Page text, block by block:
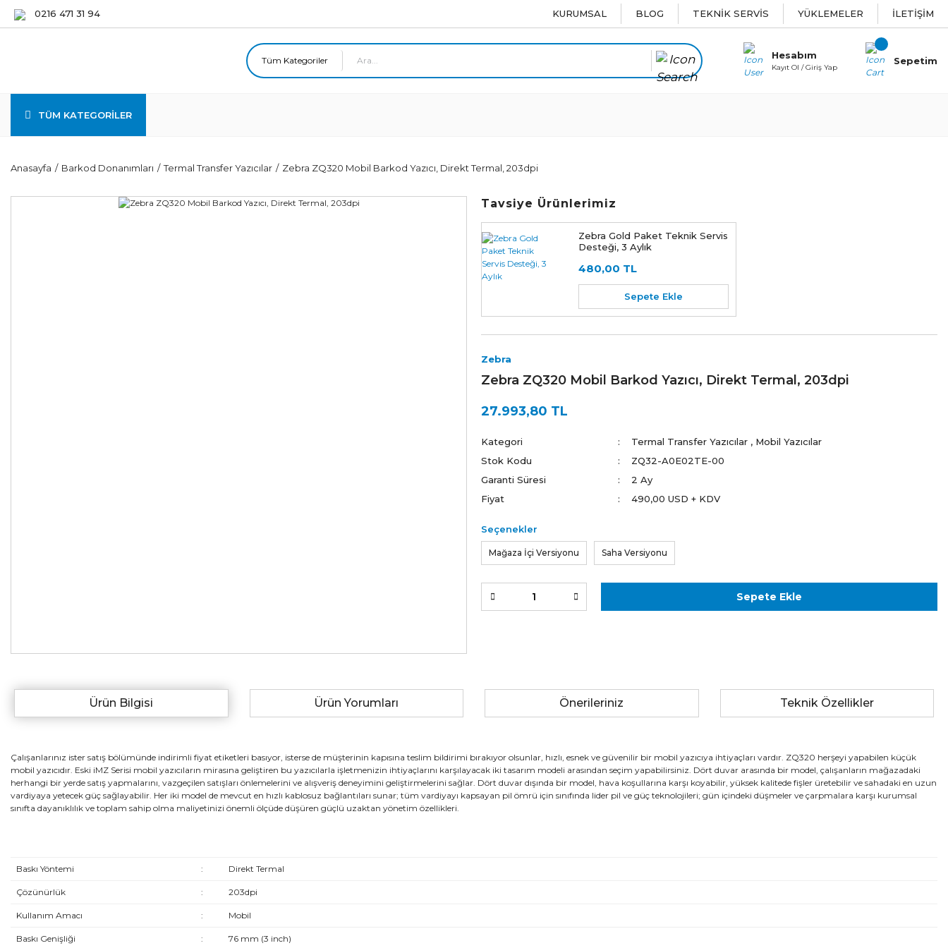
0216 471 31 94 KURUMSAL BLOG TEKNİK SERVİS YÜKLEMELER İLETİŞİM
Hesabım
Kayıt Ol / Giriş Yap
Sepetim
TÜM KATEGORİLER
Anasayfa Barkod Donanımları Termal Transfer Yazıcılar Zebra ZQ320 Mobil Barkod Yazıcı, Direkt Termal, 203dpi
Tavsiye Ürünlerimiz
Zebra Gold Paket Teknik Servis
Desteği, 3 Aylık
480,00 TL
Sepete Ekle
Zebra
Zebra ZQ320 Mobil Barkod Yazıcı, Direkt Termal, 203dpi
27.993,80 TL
Kategori Termal Transfer Yazıcılar , Mobil Yazıcılar
Stok Kodu
ZQ32-A0E02TE-00
Garanti Süresi
2 Ay
Fiyat
490,00 USD + KDV
Seçenekler
Mağaza İçi Versiyonu Saha Versiyonu
Sepete Ekle
Ürün Bilgisi Ürün Yorumları Önerileriniz Teknik Özellikler
Çalışanlarınız ister satış bölümünde indirimli fiyat etiketleri basıyor, isterse de müşterinin kapısına teslim bildirimi bırakıyor olsunlar, hızlı, esnek ve güvenilir bir mobil yazıcıya ihtiyaçları vardır. ZQ320 herşeyi yapabilen küçük
mobil yazıcıdır. Eski iMZ Serisi mobil yazıcıların mirasına geliştiren bu yazıcılarla işletmenizin ihtiyaçlarını karşılayacak iki tasarım modeli arasından seçim yapabilirsiniz. Dört duvar arasında bir model, çalışanların mağazadaki
herhangi bir yerde satış yapmalarını, vazgeçilen satışları önlemelerini ve alışveriş deneyimini geliştirmelerini sağlar. Dört duvar dışında bir model, hava koşullarına karşı koyabilir, yüksek kalitede fişler üretebilir ve sahadaki en uzun
vardiyaya yetecek güç sağlayabilir. Her iki model de mevcut en hızlı kablosuz bağlantıları sunar; tüm vardiyayı kapsayan pil ömrü için sınıfında lider pil ve güç teknolojileri; gün içindeki düşmeler ve çarpmalara karşı kurumsal
sınıfta dayanıklılık ve toplam sahip olma maliyetinizi önemli ölçüde düşüren güçlü uzaktan yönetim özellikleri.
Baskı Yöntemi : Direkt Termal
Çözünürlük : 203dpi
Kullanım Amacı : Mobil
Baskı Genişliği : 76 mm (3 inch)